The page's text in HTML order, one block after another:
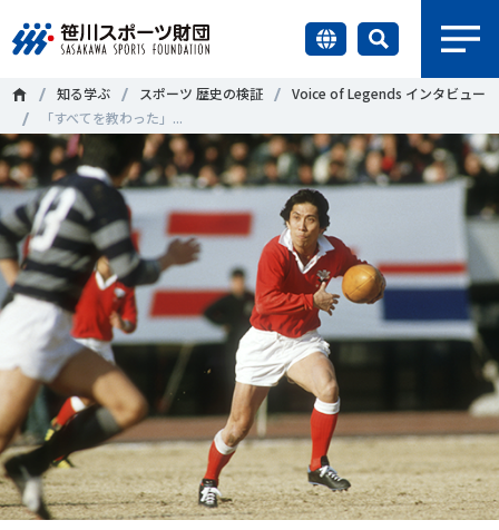
財団情報
研究員紹介
調査・研究
社会づくり
国際情報
知る学ぶ
ニュース
＃誰が子どものスポーツをささえるのか ＃部活動
＃アクティブなまちづくり ＃日本人の身体活動と健康寿命
＃障害者スポーツ ＃スポーツ基本計画 ＃競技人口
＃高齢者スポーツ ＃差別とダイバーシティ
調査・研究
スポーツライフ・データ
知る学ぶ スポーツ 歴史の検証
Voice of Legends インタビュー
「すべてを教わった」...